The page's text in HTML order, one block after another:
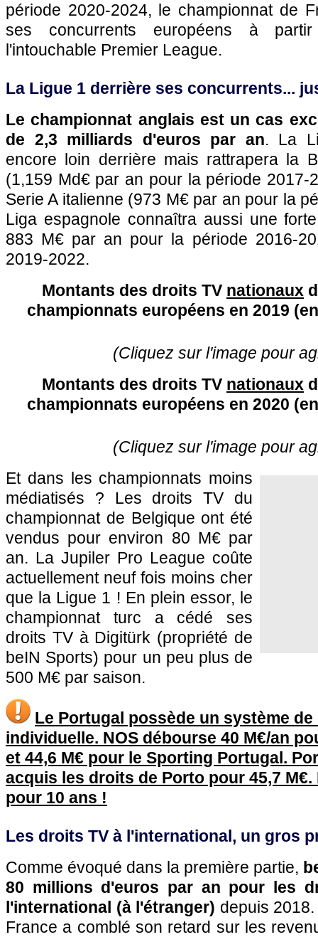
période 2020-2024, le championnat de
ses concurrents européens à
l'intouchable Premier League.
La Ligue 1 derrière ses concurrents...
Le championnat anglais est un cas
de 2,3 milliards d'euros par an. La
encore loin derrière mais rattrapera la
(1,159 Md€ par an pour la période 2017-
Serie A italienne (973 M€ par an pour la
Liga espagnole connaîtra aussi une
883 M€ par an pour la période 2016-
2019-2022.
Montants des droits TV nationaux
championnats européens en 2019
(Cliquez sur l'image pour
Montants des droits TV nationaux
championnats européens en 2020
(Cliquez sur l'image pour
Et dans les championnats moins
médiatisés ? Les droits TV du
championnat de Belgique ont été
vendus pour environ 80 M€ par
an. La Jupiler Pro League coûte
actuellement neuf fois moins cher
que la Ligue 1 ! En plein essor, le
championnat turc a cédé ses
droits TV à Digitürk (propriété de
beIN Sports) pour un peu plus de
500 M€ par saison.
Le Portugal possède un système
individuelle. NOS débourse 40 M€/an
et 44,6 M€ pour le Sporting Portugal.
acquis les droits de Porto pour 45,7
pour 10 ans !
Les droits TV à l'international, un gros
Comme évoqué dans la première partie,
80 millions d'euros par an pour les
l'international (à l'étranger) depuis
France a comblé son retard sur les